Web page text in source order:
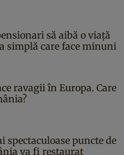
să aibă o viață
simplă care face minuni
ravagii în Europa. Care
spectaculoase puncte de
va fi restaurat